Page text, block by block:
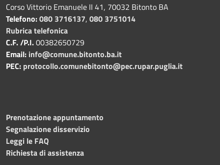
Corso Vittorio Emanuele II 41, 70032 Bitonto BA
Telefono:080 3716137, 080 3751014
Rubrica telefonica
C.F. /P.I.00382650729
Email: info@comune.bitonto.ba.it
PEC: protocollo.comunebitonto@pec.rupar.puglia.it
Prenotazione appuntamento
Segnalazione disservizio
Leggi le FAQ
Richiesta di assistenza